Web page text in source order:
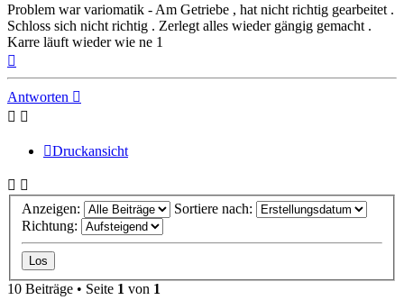
Problem war variomatik - Am Getriebe , hat nicht richtig gearbeitet .
Schloss sich nicht richtig . Zerlegt alles wieder gängig gemacht .
Karre läuft wieder wie ne 1
Antworten
Druckansicht
Anzeigen:
Sortiere nach:
Richtung:
10 Beiträge • Seite 1 von 1